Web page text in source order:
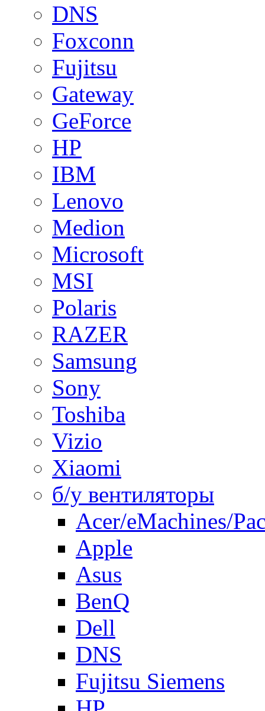
DNS
Foxconn
Fujitsu
Gateway
GeForce
HP
IBM
Lenovo
Medion
Microsoft
MSI
Polaris
RAZER
Samsung
Sony
Toshiba
Vizio
Xiaomi
б/у вентиляторы
Acer/eMachines/
Apple
Asus
BenQ
Dell
DNS
Fujitsu Siemens